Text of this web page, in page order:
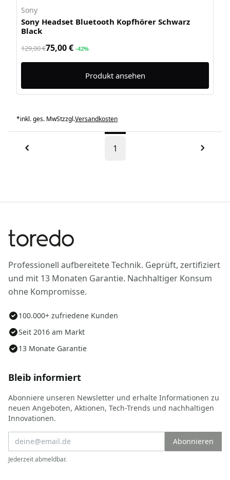
Sony
Sony Headset Bluetooth Kopfhörer Schwarz
Black
129,00 €75,00 € -42%
Produkt ansehen
*inkl. ges. MwStzzgl.Versandkosten
1
Professionell aufbereitete Technik. Geprüft, zertifiziert
und mit 13 Monaten Garantie. Nachhaltiger Konsum
ohne Kompromisse.
100.000+ zufriedene Kunden
Seit 2016 am Markt
13 Monate Garantie
Bleib informiert
Abonniere unseren Newsletter und erhalte Informationen zu
neuen Angeboten, Aktionen, Tech-Trends und nachhaltigen
Innovationen.
Abonnieren
Jederzeit abmeldbar.